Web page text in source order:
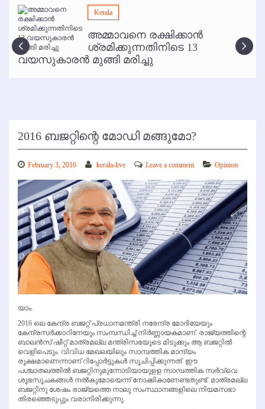
മമ്പുറം ആണ്ടു നേര്‍ച്ച ജൂണ്‍ 17 മുതല്‍
ഇനി രമേശ് പിഷാരടി സ്റ്റേജ് ഷോകള്‍ക്ക് ഇല്ല
കോഴിക്കോട് വിമാനത്താവളത്തില്‍ അനധികൃത പാര്‍ക്കിംഗ് പിരിവ് :
പരാതി തള്ളി
Kerala
അമ്മാവനെ രക്ഷിക്കാന്‍
ശ്രമിക്കുന്നതിനിടെ 13
വയസുകാരന്‍ മുങ്ങി മരിച്ചു
2016 ബജറ്റിന്റെ മോഡി മങ്ങുമോ?
February 3, 2016 kerala-live Leave a comment Opinion
യാം.
2016 ലെ കേന്ദ്ര ബജറ്റ് പ്രധാനമന്ത്രി നരേന്ദ്ര മോദിയേയും
കേന്ദ്രസര്‍ക്കാറിനേയും സംമ്പന്ധിച്ച് നിര്‍ണ്ണായകമാണ്. രാജ്യത്തിന്റെ
ബാലന്‍സ് ഷീറ്റ് മാത്രമല്ല മന്ത്രിസഭയുടെ മിടുക്കും ആ ബജറ്റില്‍
വെളിപെടും. വിവിധ മേഖലയിലും സാമ്പത്തിക മാന്ദ്യം
രൂക്ഷമാണെന്നാണ് റിപ്പോര്‍ട്ടുകള്‍ സൂചിപ്പിക്കുന്നത്. ഈ
പശ്ചാതലത്തില്‍ ബജറ്റിനുമുന്നോടിയായുളള സാമ്പത്തിക സര്‍വ്വെ
ശൂഭസൂചകങ്ങള്‍ നല്‍കുമോയെന്ന് നോക്കികാണേണ്ടതുണ്ട്. മാത്രമല്ല
ബജറ്റിനു ശേഷം രാജ്യത്തെ നാലു സംസ്ഥാനങ്ങളിലെ നിയമസഭാ
തിരഞ്ഞെടുപ്പും വരാനിരിക്കുന്നു.